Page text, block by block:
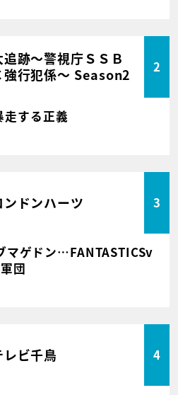
追跡～警視庁ＳＳＢ
強行犯係～ Season2
2
する正義
ンドンハーツ 3
マゲドン…FANTASTICSv
団
レビ千鳥 4